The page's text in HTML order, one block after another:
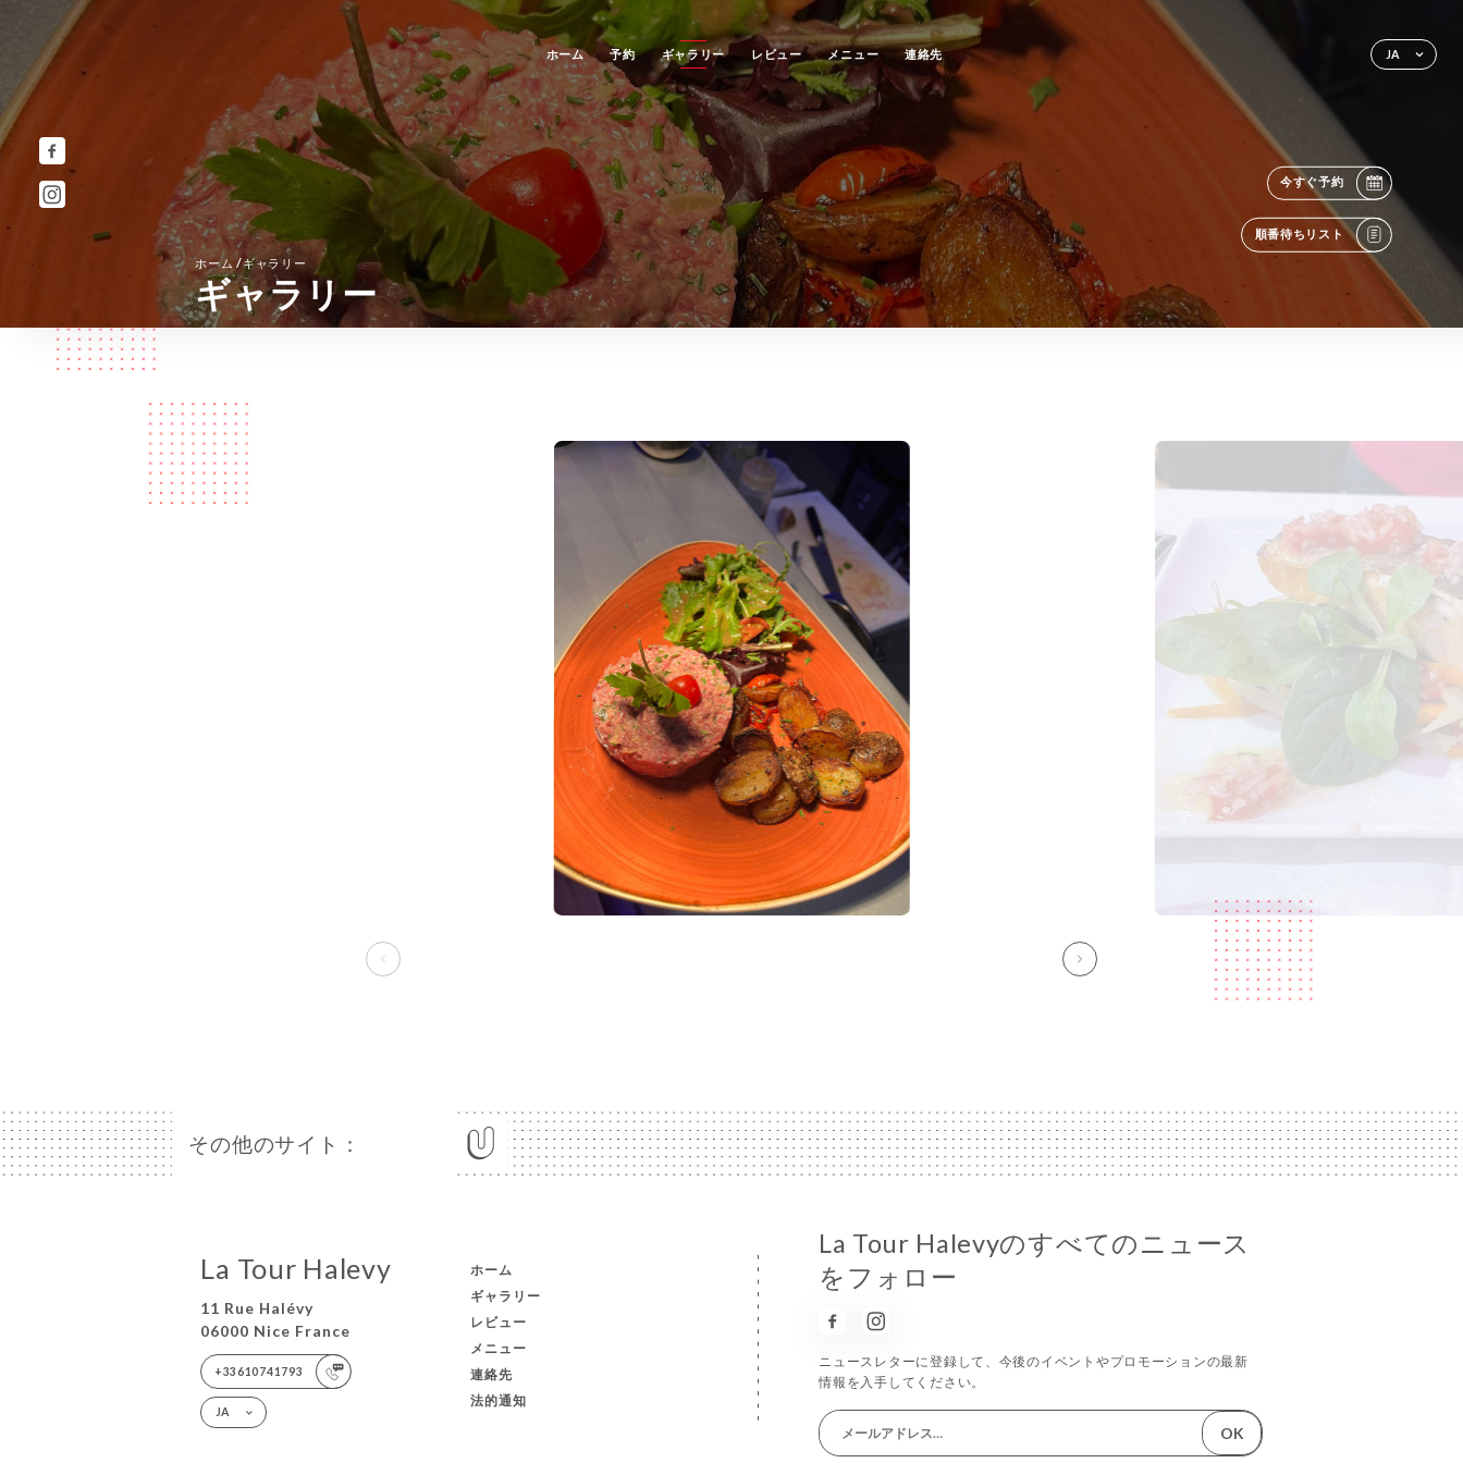
JA
ホーム 予約 ギャラリー レビュー メニュー 連絡先
今すぐ予約
順番待ちリスト
ホーム/ギャラリー
ギャラリー
その他のサイト：
La Tour Halevy
11 Rue Halévy
06000 Nice France
+33610741793
JA
ホーム
ギャラリー
レビュー
メニュー
連絡先
法的通知
La Tour Halevyのすべてのニュース
をフォロー
ニュースレターに登録して、今後のイベントやプロモーションの最新
情報を入手してください。
OK